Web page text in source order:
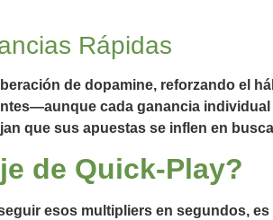
Rápidas
de dopamine, reforzando el
cada ganancia
que sus apuestas se inflen en
de Quick‑Play?
esos multipliers en segundos,